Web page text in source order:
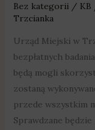
Bez kategorii/ KB
Trzcianka
Urząd Miejski w
bezpłatnych
będą mogli
zostaną
przede wszystkim
Sprawdzane